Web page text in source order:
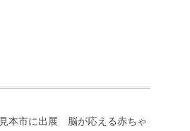
本市に出展 脳が応える赤ちゃ